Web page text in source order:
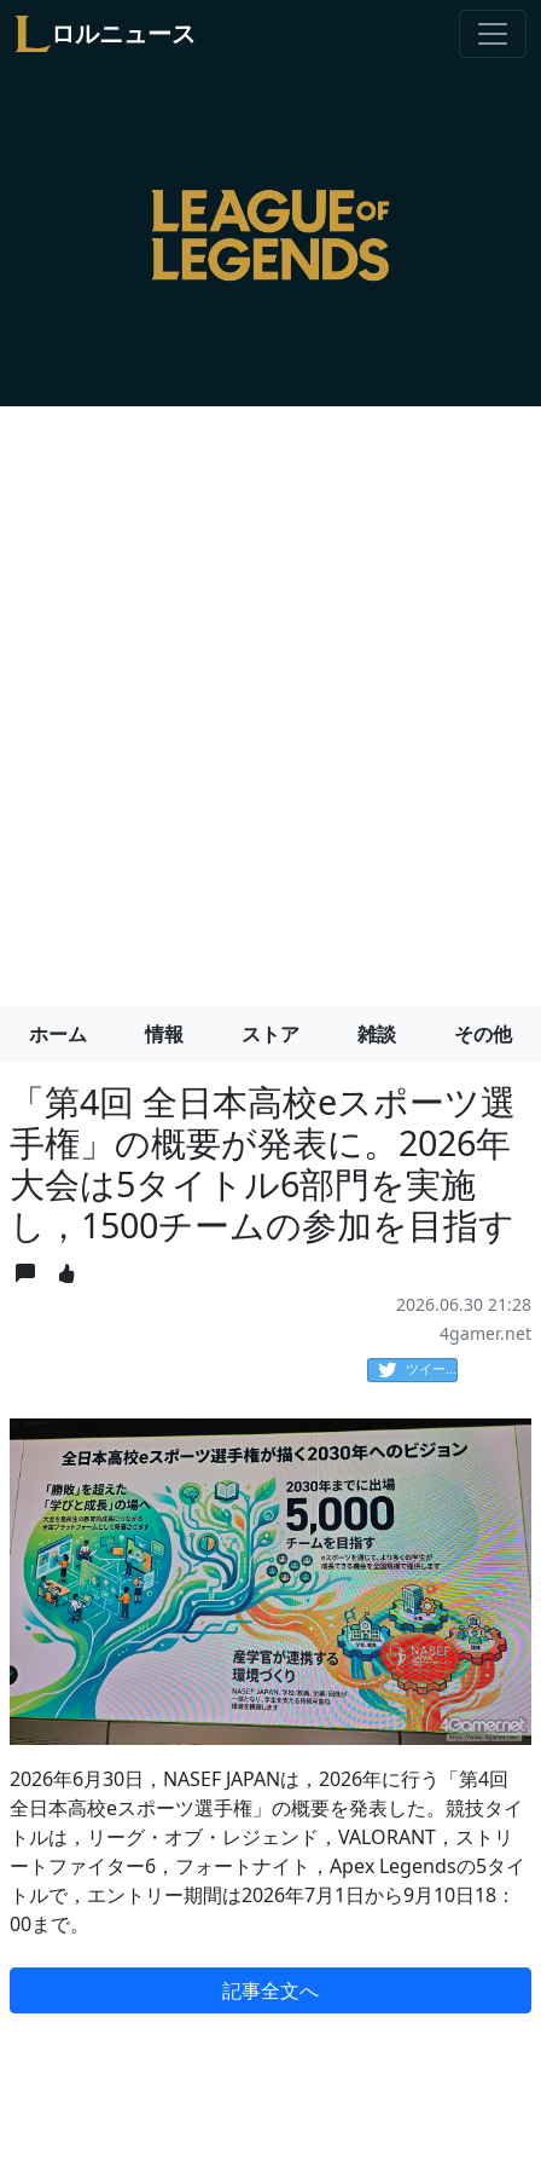
ロルニュース
ホーム 情報 ストア 雑談 その他
「第4回 全日本高校eスポーツ選
手権」の概要が発表に。2026年
大会は5タイトル6部門を実施
し，1500チームの参加を目指す
2026.06.30 21:28
4gamer.net
ツイート
2026年6月30日，NASEF JAPANは，2026年に行う「第4回
全日本高校eスポーツ選手権」の概要を発表した。競技タイ
トルは，リーグ・オブ・レジェンド，VALORANT，ストリ
ートファイター6，フォートナイト，Apex Legendsの5タイ
トルで，エントリー期間は2026年7月1日から9月10日18：
00まで。
記事全文へ